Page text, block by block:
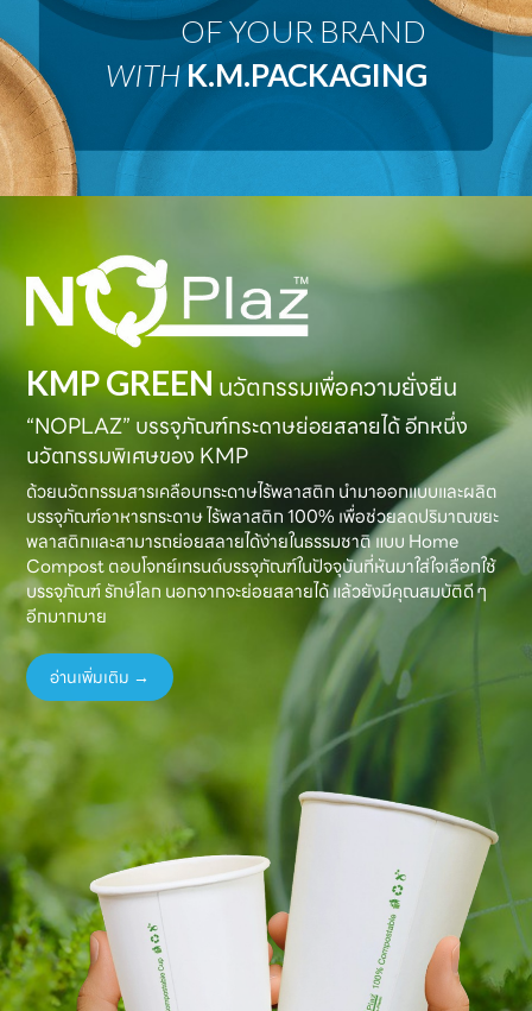
OF YOUR BRAND
WITHK.M.PACKAGING
KMP GREEN นวัตกรรมเพื่อความยั่งยืน
“NOPLAZ” บรรจุภัณฑ์กระดาษย่อยสลายได้ อีกหนึ่ง
นวัตกรรมพิเศษของ KMP
ด้วยนวัตกรรมสารเคลือบกระดาษไร้พลาสติก นำมาออกแบบและผลิต
บรรจุภัณฑ์อาหารกระดาษ ไร้พลาสติก 100% เพื่อช่วยลดปริมาณขยะ
พลาสติกและสามารถย่อยสลายได้ง่ายในธรรมชาติ แบบ Home
Compost ตอบโจทย์เทรนด์บรรจุภัณฑ์ในปัจจุบันที่หันมาใส่ใจเลือกใช้
บรรจุภัณฑ์ รักษ์โลก นอกจากจะย่อยสลายได้ แล้วยังมีคุณสมบัติดี ๆ
อีกมากมาย
อ่านเพิ่มเติม →